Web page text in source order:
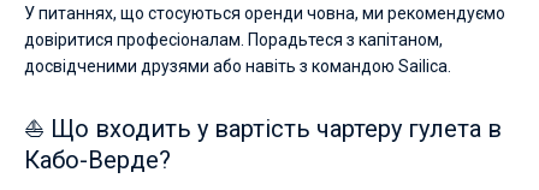
У питаннях, що стосуються оренди човна, ми рекомендуємо
довіритися професіоналам. Порадьтеся з капітаном,
досвідченими друзями або навіть з командою Sailica.
⛵ Що входить у вартість чартеру гулета в
Кабо-Верде?